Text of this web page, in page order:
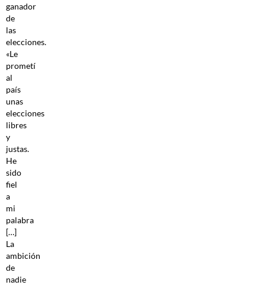
ganador
de
las
elecciones.
«Le
prometí
al
país
unas
elecciones
libres
y
justas.
He
sido
fiel
a
mi
palabra
[…]
La
ambición
de
nadie